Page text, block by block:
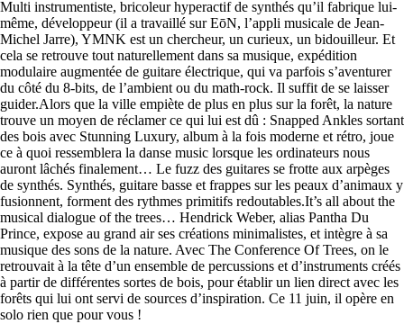
Multi instrumentiste, bricoleur hyperactif de synthés qu’il fabrique lui-
même, développeur (il a travaillé sur EōN, l’appli musicale de Jean-
Michel Jarre), YMNK est un chercheur, un curieux, un bidouilleur. Et
cela se retrouve tout naturellement dans sa musique, expédition
modulaire augmentée de guitare électrique, qui va parfois s’aventurer
du côté du 8-bits, de l’ambient ou du math-rock. Il suffit de se laisser
guider.Alors que la ville empiète de plus en plus sur la forêt, la nature
trouve un moyen de réclamer ce qui lui est dû : Snapped Ankles sortant
des bois avec Stunning Luxury, album à la fois moderne et rétro, joue
ce à quoi ressemblera la danse music lorsque les ordinateurs nous
auront lâchés finalement… Le fuzz des guitares se frotte aux arpèges
de synthés. Synthés, guitare basse et frappes sur les peaux d’animaux y
fusionnent, forment des rythmes primitifs redoutables.It’s all about the
musical dialogue of the trees… Hendrick Weber, alias Pantha Du
Prince, expose au grand air ses créations minimalistes, et intègre à sa
musique des sons de la nature. Avec The Conference Of Trees, on le
retrouvait à la tête d’un ensemble de percussions et d’instruments créés
à partir de différentes sortes de bois, pour établir un lien direct avec les
forêts qui lui ont servi de sources d’inspiration. Ce 11 juin, il opère en
solo rien que pour vous !